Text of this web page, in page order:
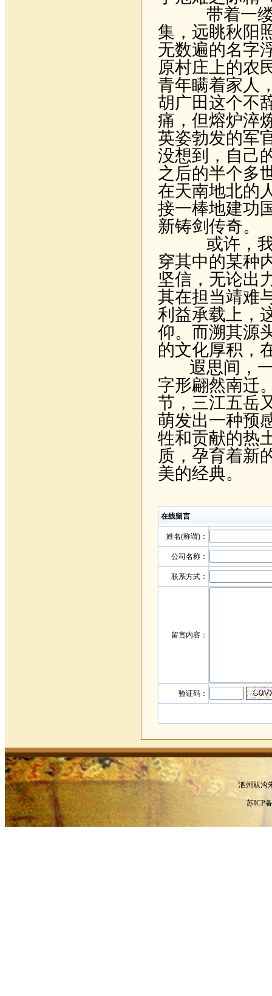
带着一缕
集，远眺秋阳
无数遍的名字
原村庄上的农
青年瞒着家人
胡广田这个不
痛，但熔炉淬
英姿勃发的军
没想到，自己
之后的半个多
在天南地北的
接一棒地建功
新铸剑传奇。
或许，我
穿其中的某种
坚信，无论出
其在担当靖难
利益承载上，
仰。而溯其源
的文化厚积，
遐思间，
字形翩然南迁
节，三江五岳
萌发出一种预
牲和贡献的热
质，孕育着新
美的经典。
在线留言
姓名(称谓)：
公司名称：
联系方式：
留言内容：
验证码：
泗州双沟
苏ICP